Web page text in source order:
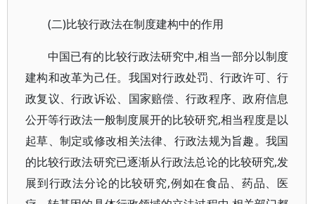
(二)比较行政法在制度建构中的作用
中国已有的比较行政法研究中,相当一部分以制度
建构和改革为己任。我国对行政处罚、行政许可、行
政复议、行政诉讼、国家赔偿、行政程序、政府信息
公开等行政法一般制度展开的比较研究,相当程度是以
起草、制定或修改相关法律、行政法规为旨趣。我国
的比较行政法研究已逐渐从行政法总论的比较研究,发
展到行政法分论的比较研究,例如在食品、药品、医